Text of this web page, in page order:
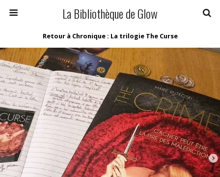
La Bibliothèque de Glow
Retour à Chronique : La trilogie The Curse